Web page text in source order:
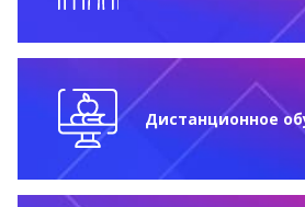
Дистанционное